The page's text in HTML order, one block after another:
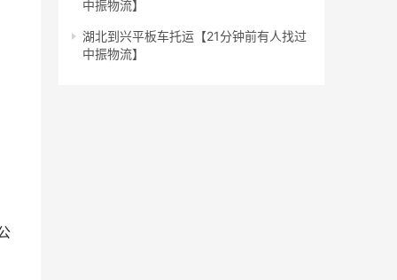
中振物流】
湖北到兴平板车托运【21分钟前有人找过
中振物流】